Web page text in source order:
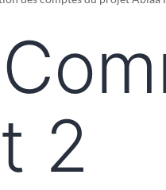
des comptes du projet Ablaa
2